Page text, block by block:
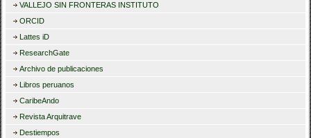
VALLEJO SIN FRONTERAS INSTITUTO
ORCID
Lattes iD
ResearchGate
Archivo de publicaciones
Libros peruanos
CaribeAndo
Revista Arquitrave
Destiempos